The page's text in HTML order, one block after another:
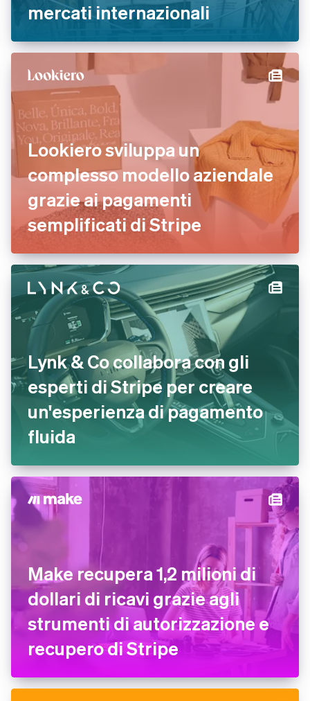
mercati internazionali
Lookiero sviluppa un
complesso modello aziendale
grazie ai pagamenti
semplificati di Stripe
Lynk & Co collabora con gli
esperti di Stripe per creare
un'esperienza di pagamento
fluida
Make recupera 1,2 milioni di
dollari di ricavi grazie agli
strumenti di autorizzazione e
recupero di Stripe